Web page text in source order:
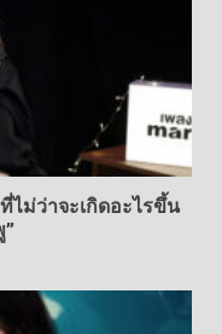
ม่ว่าจะเกิดอะไรขึ้น